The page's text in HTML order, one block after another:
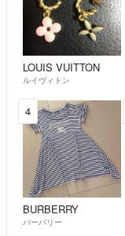
LOUIS VUITTON
ルイヴィトン
4
BURBERRY
バーバリー